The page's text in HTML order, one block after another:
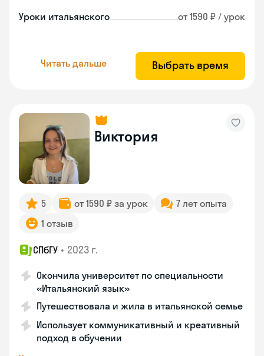
Уроки итальянского от 1590 ₽ / урок
Читать дальше Выбрать время
Виктория
5 от 1590 ₽ за урок
7 лет опыта
1 отзыв
СПбГУ • 2023 г.
Окончила университет по специальности
«Итальянский язык»
Путешествовала и жила в итальянской семье
Использует коммуникативный и креативный
подход в обучении